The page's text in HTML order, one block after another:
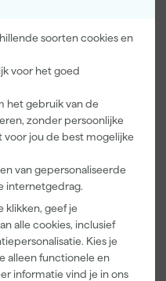
soorten cookies en
voor het goed
het gebruik van de
zonder persoonlijke
voor jou de best mogelijke
van gepersonaliseerde
internetgedrag.
klikken, geef je
alle cookies, inclusief
Kies je
alleen functionele en
informatie vind je in ons
Ball
Go!Paint Roll
Verfbak -
12cm Roller -
0,5L + 5
Inzetbakken
Morgen
bezorgd
3,99
incl. BTW